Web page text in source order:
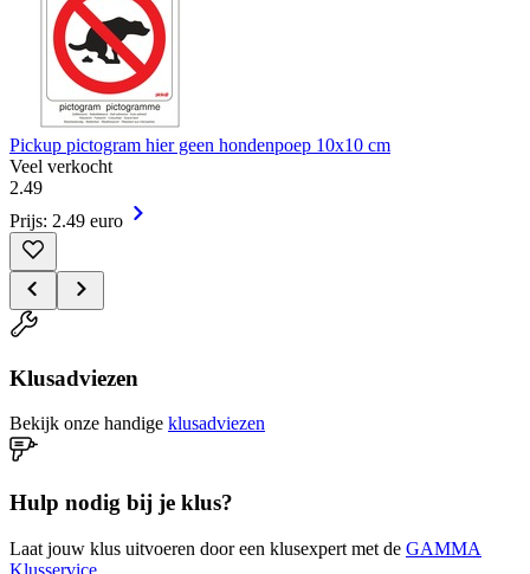
Pickup pictogram hier geen hondenpoep 10x10 cm
Veel verkocht
2.49
Prijs: 2.49 euro
Klusadviezen
Bekijk onze handige klusadviezen
Hulp nodig bij je klus?
Laat jouw klus uitvoeren door een klusexpert met de GAMMA
Klusservice